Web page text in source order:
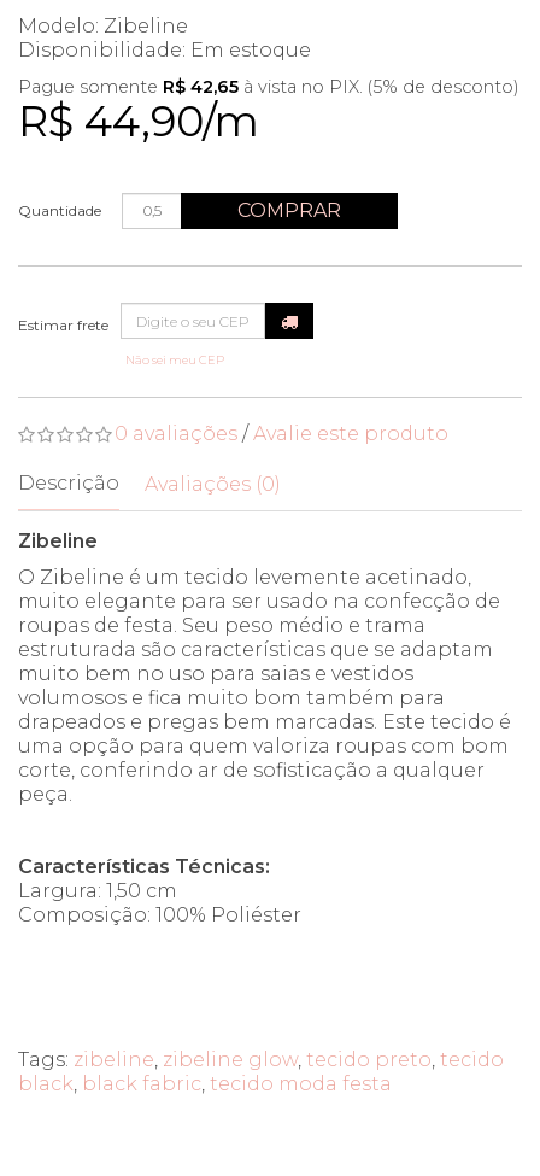
Modelo: Zibeline
Disponibilidade: Em estoque
R$ 44,90/m
Pague somente R$ 42,65 à vista no PIX. (5% de desconto)
Quantidade COMPRAR
Não sei meu CEP
0 avaliações /Avalie este produto
Descrição Avaliações (0)
Zibeline
O Zibeline é um tecido levemente acetinado,
muito elegante para ser usado na confecção de
roupas de festa. Seu peso médio e trama
estruturada são características que se adaptam
muito bem no uso para saias e vestidos
volumosos e fica muito bom também para
drapeados e pregas bem marcadas. Este tecido é
uma opção para quem valoriza roupas com bom
corte, conferindo ar de sofisticação a qualquer
peça.
Características Técnicas:
Largura: 1,50 cm
Composição: 100% Poliéster
Tags: zibeline, zibeline glow, tecido preto, tecido
black, black fabric, tecido moda festa